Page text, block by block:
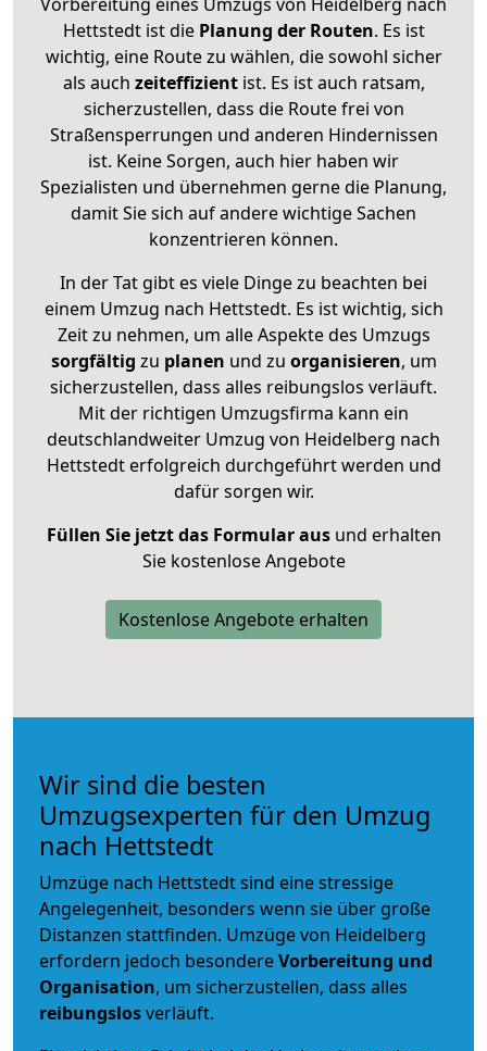
Hettstedt ist diePlanung der Routen. Es ist
wichtig, eine Route zu wählen, die sowohl sicher
als auch zeiteffizientist. Es ist auch ratsam,
sicherzustellen, dass die Route frei von
Straßensperrungen und anderen Hindernissen
ist. Keine Sorgen, auch hier haben wir
Spezialisten und übernehmen gerne die Planung,
damit Sie sich auf andere wichtige Sachen
konzentrieren können.
In der Tat gibt es viele Dinge zu beachten bei
einem Umzug nach Hettstedt. Es ist wichtig, sich
Zeit zu nehmen, um alle Aspekte des Umzugs
sorgfältig zu planen und zu organisieren, um
sicherzustellen, dass alles reibungslos verläuft.
Mit der richtigen Umzugsfirma kann ein
deutschlandweiter Umzug von Heidelberg nach
Hettstedt erfolgreich durchgeführt werden und
dafür sorgen wir.
Füllen Sie jetzt das Formular ausund erhalten
Sie kostenlose Angebote
Kostenlose Angebote erhalten
Wir sind die besten
Umzugsexperten für den Umzug
nach Hettstedt
Umzüge nach Hettstedt sind eine stressige
Angelegenheit, besonders wenn sie über große
Distanzen stattfinden. Umzüge von Heidelberg
erfordern jedoch besondereVorbereitung und
Organisation, um sicherzustellen, dass alles
reibungslosverläuft.